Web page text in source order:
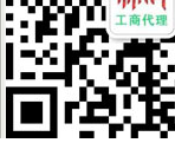
开县局建立“重点工作
万盛局“四个一”重庆
彭水局重庆公司注销
大足局重庆营业执照
万盛局实施“123456”
九龙坡局充分发挥属